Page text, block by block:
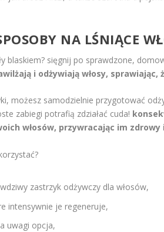
NA LŚNIĄCE
blaskiem? sięgnij po sprawdzone,
i odżywiają włosy,
możesz samodzielnie przygotować
zabiegi potrafią zdziałać cuda!
włosów, przywracając im zdrowy
zastrzyk odżywczy dla włosów,
intensywnie je regeneruje,
uwagi opcja,